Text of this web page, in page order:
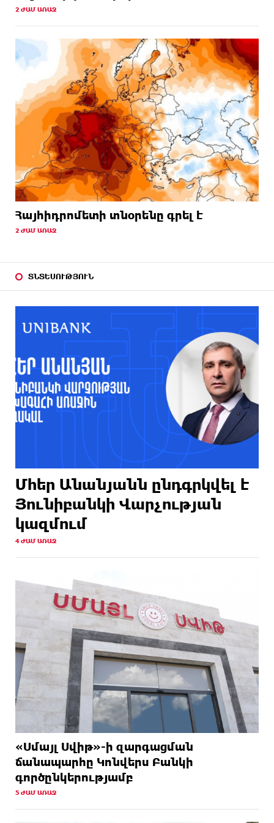
2 ԺԱՄ ԱՌԱՋ
Հայհիդրոմետի տնօրենը գրել է
2 ԺԱՄ ԱՌԱՋ
ՏՆՏԵՍՈՒԹՅՈՒՆ
Մհեր Անանյանն ընդգրկվել է
Յունիբանկի Վարչության
կազմում
4 ԺԱՄ ԱՌԱՋ
«Սմայլ Սվիթ»-ի զարգացման
ճանապարհը Կոնվերս Բանկի
գործընկերությամբ
5 ԺԱՄ ԱՌԱՋ